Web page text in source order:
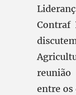
Contraf
entre os